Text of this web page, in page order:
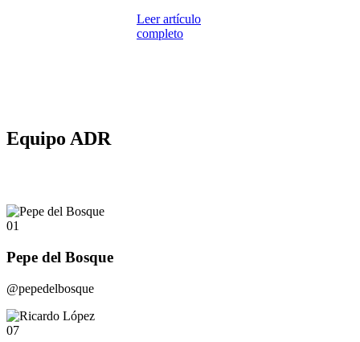
Leer artículo
completo
Equipo ADR
01
Pepe del Bosque
@pepedelbosque
07